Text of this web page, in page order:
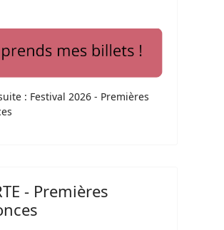
: Festival 2026 - Premières
- Premières